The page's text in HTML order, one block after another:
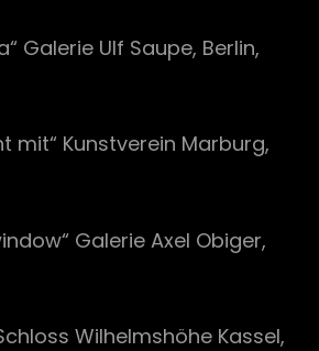
Galerie Ulf Saupe, Berlin,
mit“ Kunstverein Marburg,
Galerie Axel Obiger,
Wilhelmshöhe Kassel,